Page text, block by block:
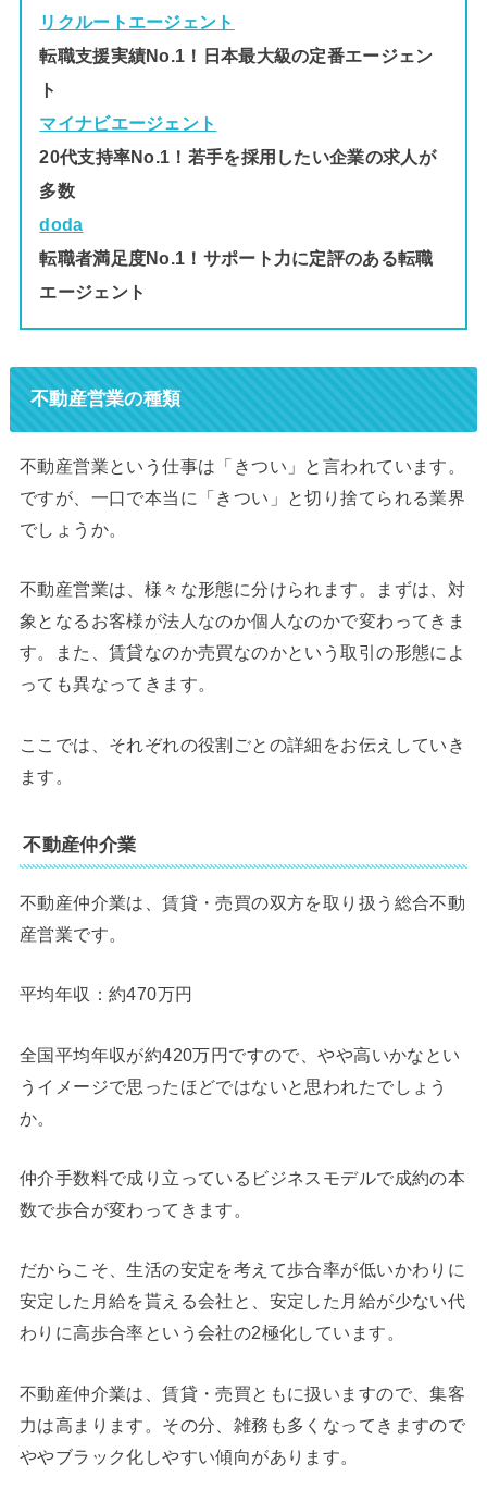
リクルートエージェント
転職支援実績No.1！日本最大級の定番エージェン
ト
マイナビエージェント
20代支持率No.1！若手を採用したい企業の求人が
多数
doda
転職者満足度No.1！サポート力に定評のある転職
エージェント
不動産営業の種類
不動産営業という仕事は「きつい」と言われています。
ですが、一口で本当に「きつい」と切り捨てられる業界
でしょうか。
不動産営業は、様々な形態に分けられます。まずは、対
象となるお客様が法人なのか個人なのかで変わってきま
す。また、賃貸なのか売買なのかという取引の形態によ
っても異なってきます。
ここでは、それぞれの役割ごとの詳細をお伝えしていき
ます。
不動産仲介業
不動産仲介業は、賃貸・売買の双方を取り扱う総合不動
産営業です。
平均年収：約470万円
全国平均年収が約420万円ですので、やや高いかなとい
うイメージで思ったほどではないと思われたでしょう
か。
仲介手数料で成り立っているビジネスモデルで成約の本
数で歩合が変わってきます。
だからこそ、生活の安定を考えて歩合率が低いかわりに
安定した月給を貰える会社と、安定した月給が少ない代
わりに高歩合率という会社の2極化しています。
不動産仲介業は、賃貸・売買ともに扱いますので、集客
力は高まります。その分、雑務も多くなってきますので
ややブラック化しやすい傾向があります。